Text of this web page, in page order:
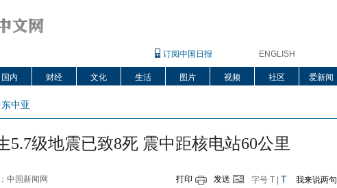
订阅中国日报 ENGLISH
国内 财经 文化 生活 图片 视频 社区 爱新闻
中亚
5.7级地震已致8死 震中距核电站60公里
中国新闻网 打印 发送 字号 T T 我来说两句